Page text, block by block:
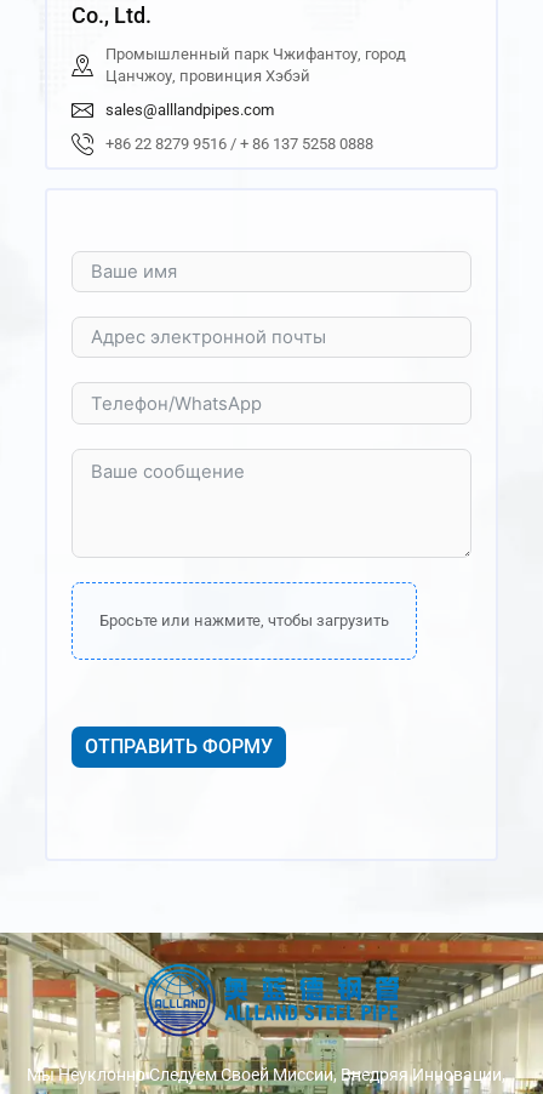
Co., Ltd.
Промышленный парк Чжифантоу, город
Цанчжоу, провинция Хэбэй
sales@alllandpipes.com
+86 22 8279 9516 / + 86 137 5258 0888
Бросьте или нажмите, чтобы загрузить
ОТПРАВИТЬ ФОРМУ
Мы Неуклонно Следуем Своей Миссии, Внедряя Инновации,